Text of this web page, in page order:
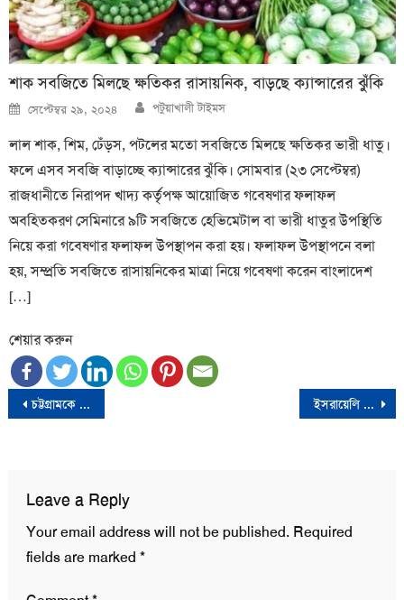
শাক সবজিতে মিলছে ক্ষতিকর রাসায়নিক, বাড়ছে ক্যান্সারের ঝুঁকি
Posted
on
সেপ্টেম্বর ২৯, ২০২৪ Author
পটুয়াখালী টাইমস
লাল শাক, শিম, ঢেঁড়স, পটলের মতো সবজিতে মিলছে ক্ষতিকর ভারী ধাতু।
ফলে এসব সবজি বাড়াচ্ছে ক্যান্সারের ঝুঁকি। সোমবার (২৩ সেপ্টেম্বর)
রাজধানীতে নিরাপদ খাদ্য কর্তৃপক্ষ আয়োজিত গবেষণার ফলাফল
অবহিতকরণ সেমিনারে ৯টি সবজিতে হেভিমেটাল বা ভারী ধাতুর উপস্থিতি
নিয়ে করা গবেষণার ফলাফল উপস্থাপন করা হয়। ফলাফল উপস্থাপনে বলা
হয়, সম্প্রতি সবজিতে রাসায়নিকের মাত্রা নিয়ে গবেষণা করেন বাংলাদেশ
[…]
শেয়ার করুন
Post
চট্টগ্রামকে উড়িয়ে ফাইনালের আশা বাঁচিয়ে রাখলো বরিশাল ইসরায়েলি দূতাবাসের সামনে শরীরে আগুন দিলেন মার্কিন সেনা
Leave a Reply
Your email address will not be published. Required
fields are marked *